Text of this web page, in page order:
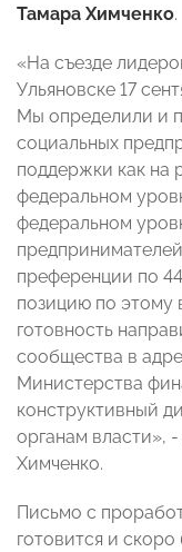
Тамара Химченко.
«На съезде
Ульяновске 17
Мы определили и
социальных
поддержки как на
федеральном
федеральном
преференции по
позицию по этому
готовность
сообщества в
Министерства
конструктивный
органам власти»,
Химченко.
Письмо с
готовится и